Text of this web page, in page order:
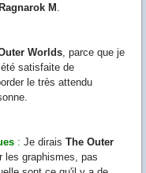
M
Worlds , parce que je
satisfaite de
le très attendu
: Je dirais The Outer
les graphismes, pas